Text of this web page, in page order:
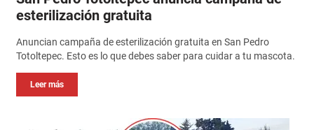
esterilización gratuita
Anuncian campaña de esterilización gratuita en San Pedro
Totoltepec. Esto es lo que debes saber para cuidar a tu mascota.
Leer más